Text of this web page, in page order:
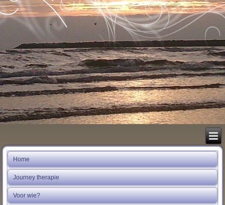
Home
Journey therapie
Voor wie?